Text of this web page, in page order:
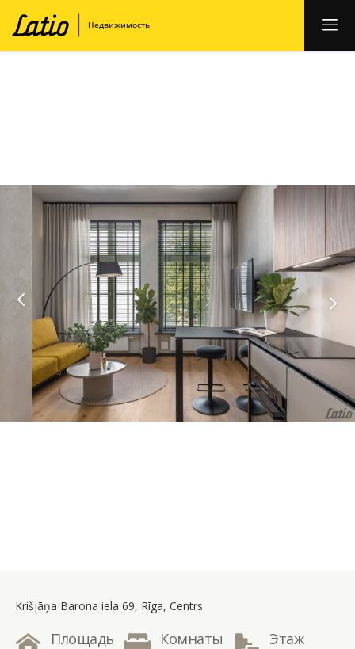
Krišjāņa Barona iela 69, Rīga, Centrs
Площадь Комнаты Этаж